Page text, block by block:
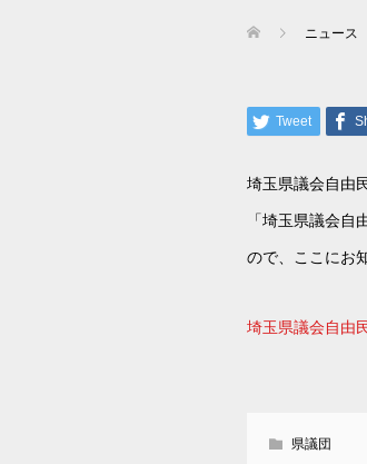
ニュース
Tweet
埼玉県議会自由
「埼玉県議会
ので、ここにお
埼玉県議会自由
県議団